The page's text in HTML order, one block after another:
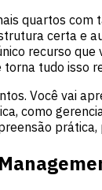
quartos
certa e
recurso
tudo isso
Você vai
como